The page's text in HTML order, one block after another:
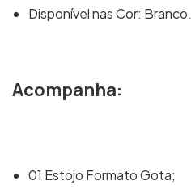
Disponível nas Cor: Branco.
Acompanha:
01 Estojo Formato Gota;